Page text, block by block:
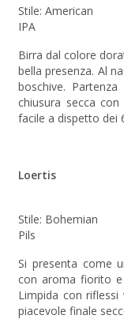
Stile: American
IPA
Birra dal colore
bella presenza. Al
boschive.
chiusura secca
facile a dispetto dei
Loertis
Stile: Bohemian
Pils
Si presenta come
con aroma fiorito
Limpida con
piacevole finale